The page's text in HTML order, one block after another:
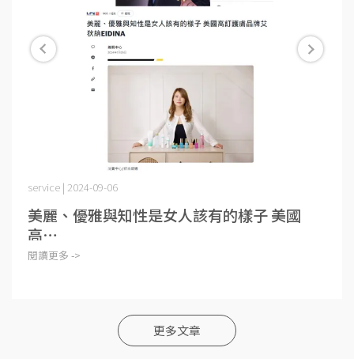
service | 2024-09-06
美麗、優雅與知性是女人該有的樣子 美國
高⋯
閱讀更多 ->
更多文章